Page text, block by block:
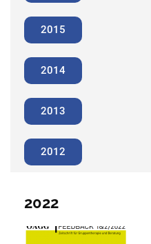
2015
2014
2013
2012
2022